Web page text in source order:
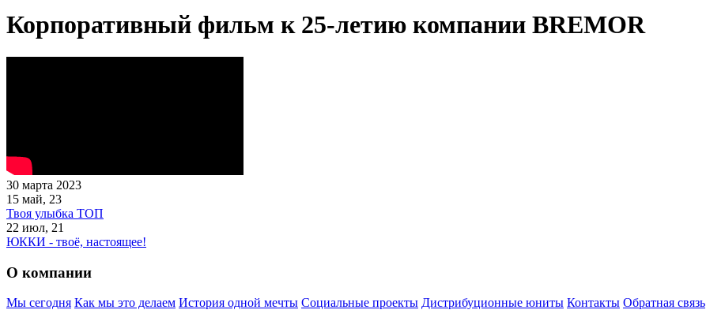
Корпоративный фильм к 25-летию компании BREMOR
30 марта 2023
15 май, 23
Твоя улыбка ТОП
22 июл, 21
ЮККИ - твоё, настоящее!
О компании
Мы сегодня Как мы это делаем История одной мечты Социальные проекты Дистрибуционные юниты Контакты Обратная связь